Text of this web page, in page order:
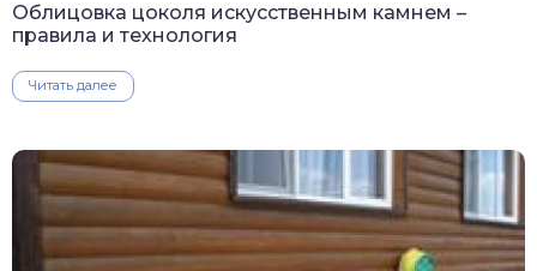
Облицовка цоколя искусственным камнем –
правила и технология
Читать далее